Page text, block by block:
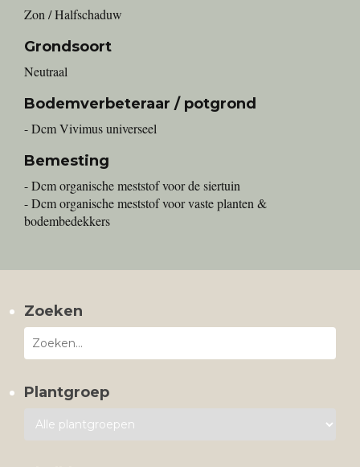
Zon / Halfschaduw
Grondsoort
Neutraal
Bodemverbeteraar / potgrond
- Dcm Vivimus universeel
Bemesting
- Dcm organische meststof voor de siertuin
- Dcm organische meststof voor vaste planten &
bodembedekkers
Zoeken
Plantgroep